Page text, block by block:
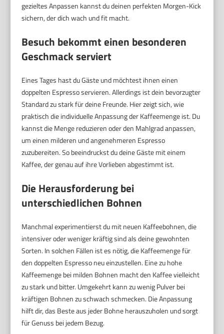
gezieltes Anpassen kannst du deinen perfekten Morgen-Kick
sichern, der dich wach und fit macht.
Besuch bekommt einen besonderen
Geschmack serviert
Eines Tages hast du Gäste und möchtest ihnen einen
doppelten Espresso servieren. Allerdings ist dein bevorzugter
Standard zu stark für deine Freunde. Hier zeigt sich, wie
praktisch die individuelle Anpassung der Kaffeemenge ist. Du
kannst die Menge reduzieren oder den Mahlgrad anpassen,
um einen milderen und angenehmeren Espresso
zuzubereiten. So beeindruckst du deine Gäste mit einem
Kaffee, der genau auf ihre Vorlieben abgestimmt ist.
Die Herausforderung bei
unterschiedlichen Bohnen
Manchmal experimentierst du mit neuen Kaffeebohnen, die
intensiver oder weniger kräftig sind als deine gewohnten
Sorten. In solchen Fällen ist es nötig, die Kaffeemenge für
den doppelten Espresso neu einzustellen. Eine zu hohe
Kaffeemenge bei milden Bohnen macht den Kaffee vielleicht
zu stark und bitter. Umgekehrt kann zu wenig Pulver bei
kräftigen Bohnen zu schwach schmecken. Die Anpassung
hilft dir, das Beste aus jeder Bohne herauszuholen und sorgt
für Genuss bei jedem Bezug.